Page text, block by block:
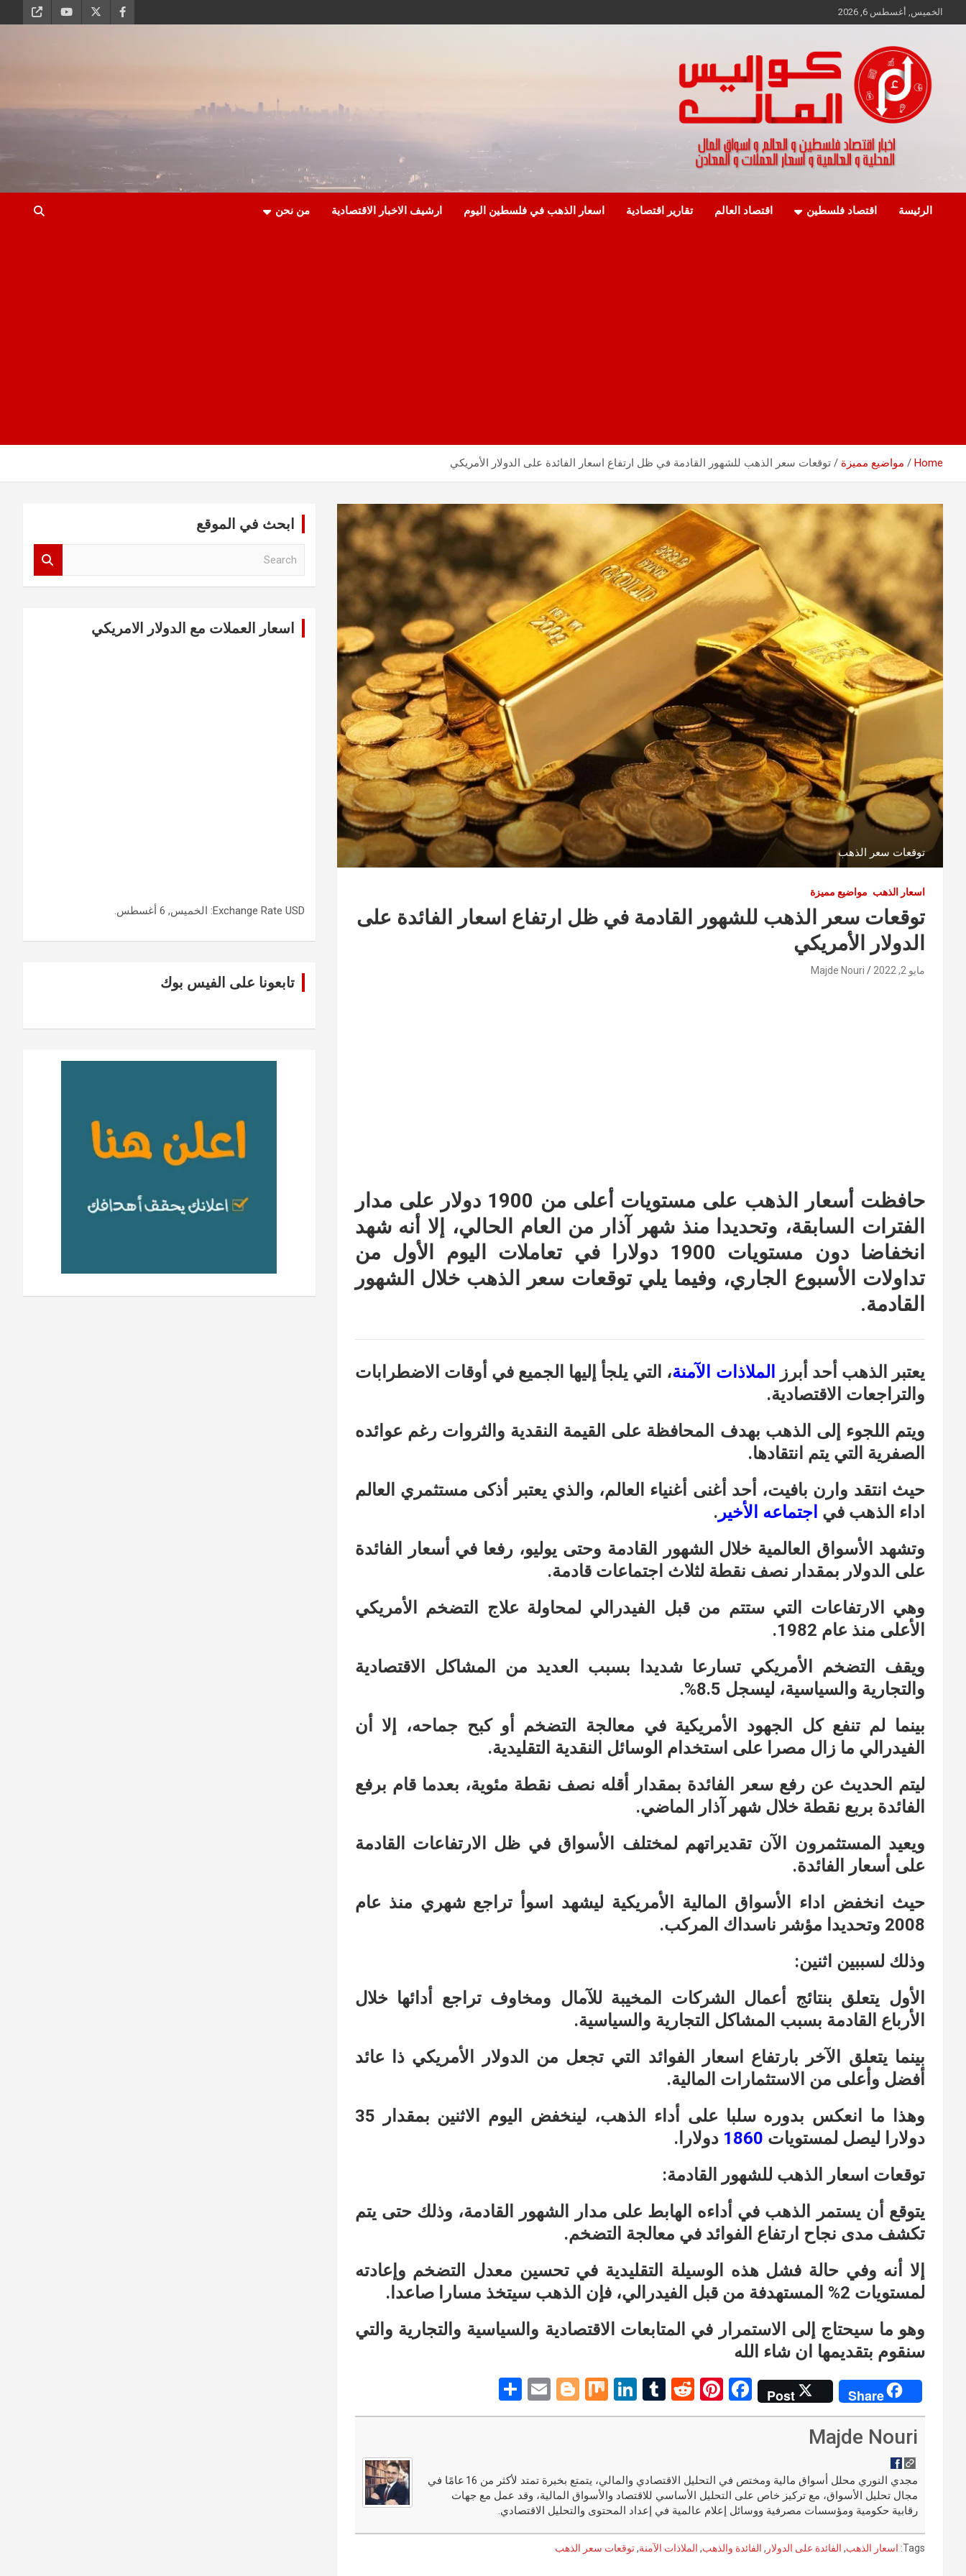
to
الخميس, أغسطس 6, 2026
كواليس المال
الرئيسة اقتصاد فلسطين اقتصاد العالم تقارير اقتصادية اسعار الذهب في فلسطين اليوم ارشيف الاخبار الاقتصادية من نحن
Home مواضيع مميزة توقعات سعر الذهب للشهور القادمة في ظل ارتفاع اسعار الفائدة على الدولار الأمريكي
توقعات سعر الذهب
اسعار الذهب مواضيع مميزة
توقعات سعر الذهب للشهور القادمة في ظل ارتفاع اسعار الفائدة على
الدولار الأمريكي
مايو 2, 2022 Majde Nouri
حافظت أسعار الذهب على مستويات أعلى من 1900 دولار على مدار
الفترات السابقة، وتحديدا منذ شهر آذار من العام الحالي، إلا أنه شهد
انخفاضا دون مستويات 1900 دولارا في تعاملات اليوم الأول من
تداولات الأسبوع الجاري، وفيما يلي توقعات سعر الذهب خلال الشهور
القادمة.
يعتبر الذهب أحد أبرز الملاذات الآمنة، التي يلجأ إليها الجميع في أوقات الاضطرابات
والتراجعات الاقتصادية.
ويتم اللجوء إلى الذهب بهدف المحافظة على القيمة النقدية والثروات رغم عوائده
الصفرية التي يتم انتقادها.
حيث انتقد وارن بافيت، أحد أغنى أغنياء العالم، والذي يعتبر أذكى مستثمري العالم
اداء الذهب في اجتماعه الأخير .
وتشهد الأسواق العالمية خلال الشهور القادمة وحتى يوليو، رفعا في أسعار الفائدة
على الدولار بمقدار نصف نقطة لثلاث اجتماعات قادمة.
وهي الارتفاعات التي ستتم من قبل الفيدرالي لمحاولة علاج التضخم الأمريكي
الأعلى منذ عام 1982.
ويقف التضخم الأمريكي تسارعا شديدا بسبب العديد من المشاكل الاقتصادية
والتجارية والسياسية، ليسجل 8.5%.
بينما لم تنفع كل الجهود الأمريكية في معالجة التضخم أو كبح جماحه، إلا أن
الفيدرالي ما زال مصرا على استخدام الوسائل النقدية التقليدية.
ليتم الحديث عن رفع سعر الفائدة بمقدار أقله نصف نقطة مئوية، بعدما قام برفع
الفائدة بربع نقطة خلال شهر آذار الماضي.
ويعيد المستثمرون الآن تقديراتهم لمختلف الأسواق في ظل الارتفاعات القادمة
على أسعار الفائدة.
حيث انخفض اداء الأسواق المالية الأمريكية ليشهد اسوأ تراجع شهري منذ عام
2008 وتحديدا مؤشر ناسداك المركب.
وذلك لسببين اثنين:
الأول يتعلق بنتائج أعمال الشركات المخيبة للآمال ومخاوف تراجع أدائها خلال
الأرباع القادمة بسبب المشاكل التجارية والسياسية.
بينما يتعلق الآخر بارتفاع اسعار الفوائد التي تجعل من الدولار الأمريكي ذا عائد
أفضل وأعلى من الاستثمارات المالية.
وهذا ما انعكس بدوره سلبا على أداء الذهب، لينخفض اليوم الاثنين بمقدار 35
دولارا ليصل لمستويات 1860 دولارا.
توقعات اسعار الذهب للشهور القادمة:
يتوقع أن يستمر الذهب في أداءه الهابط على مدار الشهور القادمة، وذلك حتى يتم
تكشف مدى نجاح ارتفاع الفوائد في معالجة التضخم.
إلا أنه وفي حالة فشل هذه الوسيلة التقليدية في تحسين معدل التضخم وإعادته
لمستويات 2% المستهدفة من قبل الفيدرالي، فإن الذهب سيتخذ مسارا صاعدا.
وهو ما سيحتاج إلى الاستمرار في المتابعات الاقتصادية والسياسية والتجارية والتي
سنقوم بتقديمها ان شاء الله
Share
Post
F
a
o
o
k
Pi
nt
t
R
e
t
T
u
r
Li
n
n
M
ix
Bl
o
er
E
m
h
Majde Nouri
مجدي النوري محلل أسواق مالية ومختص في التحليل الاقتصادي والمالي، يتمتع بخبرة تمتد لأكثر من 16 عامًا في
مجال تحليل الأسواق، مع تركيز خاص على التحليل الأساسي للاقتصاد والأسواق المالية، وقد عمل مع جهات
رقابية حكومية ومؤسسات مصرفية ووسائل إعلام عالمية في إعداد المحتوى والتحليل الاقتصادي.
Tags: اسعار الذهب, الفائدة على الدولار , الفائدة والذهب, الملاذات الآمنة,توقعات سعر الذهب
ابحث في الموقع
اسعار العملات مع الدولار الامريكي
Exchange Rate USD : الخميس, 6 أغسطس.
تابعونا على الفيس بوك